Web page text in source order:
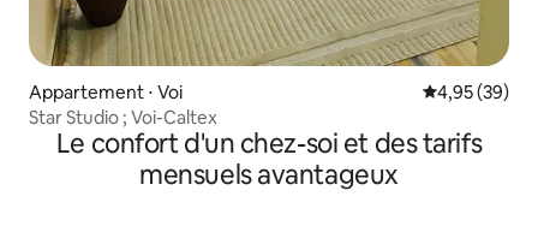
Appartement ⋅ Voi Évaluation
4,95 (39)
Star Studio ; Voi-Caltex
Le confort d'un chez-soi et des tarifs
mensuels avantageux